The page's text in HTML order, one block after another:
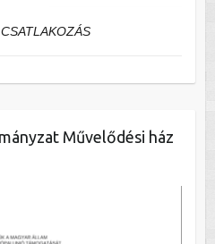
Művelődési ház